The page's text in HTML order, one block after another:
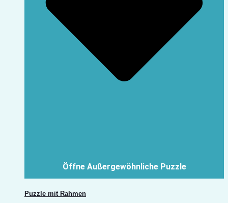
Öffne Außergewöhnliche Puzzle
Puzzle mit Rahmen